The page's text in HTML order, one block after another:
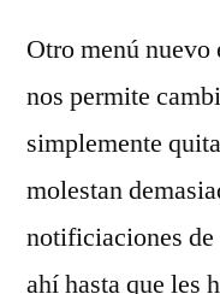
Otro menú
nos permite
simplemente
molestan
notificiaciones de
ahí hasta que les